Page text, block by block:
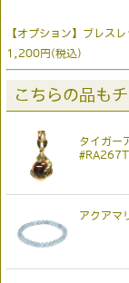
【オプション】ブレス
1,200円(税込)
こちらの品も
タイガー
#RA267T
アクアマ